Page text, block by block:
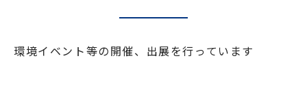
環境イベント等の開催、出展を行っています